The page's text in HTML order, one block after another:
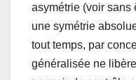
asymétrie (voir sans
une symétrie
tout temps, par
généralisée ne